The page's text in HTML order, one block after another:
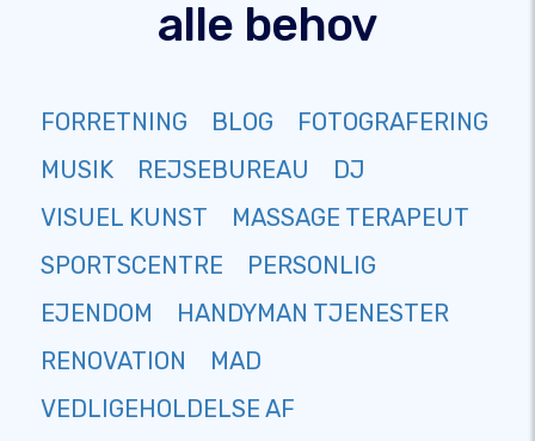
alle behov
FORRETNING BLOG
FOTOGRAFERING
MUSIK
REJSEBUREAU
DJ
VISUEL KUNST
MASSAGE TERAPEUT
SPORTSCENTRE
PERSONLIG
EJENDOM
HANDYMAN TJENESTER
RENOVATION
MAD
VEDLIGEHOLDELSE AF